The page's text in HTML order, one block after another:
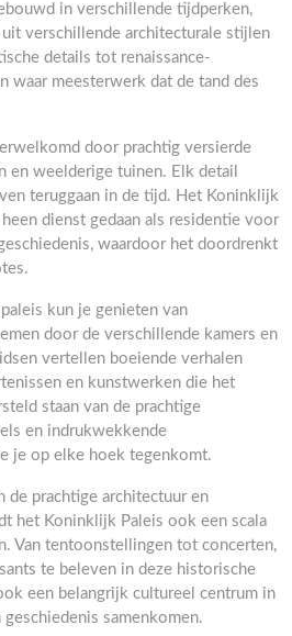
in verschillende tijdperken,
verschillende architecturale stijlen
details tot renaissance-
waar meesterwerk dat de tand des
door prachtig versierde
en weelderige tuinen. Elk detail
teruggaan in de tijd. Het Koninklijk
dienst gedaan als residentie voor
waardoor het doordrenkt
kun je genieten van
door de verschillende kamers en
vertellen boeiende verhalen
en kunstwerken die het
staan van de prachtige
en indrukwekkende
je op elke hoek tegenkomt.
de prachtige architectuur en
het Koninklijk Paleis ook een scala
Van tentoonstellingen tot concerten,
te beleven in deze historische
een belangrijk cultureel centrum in
samenkomen.